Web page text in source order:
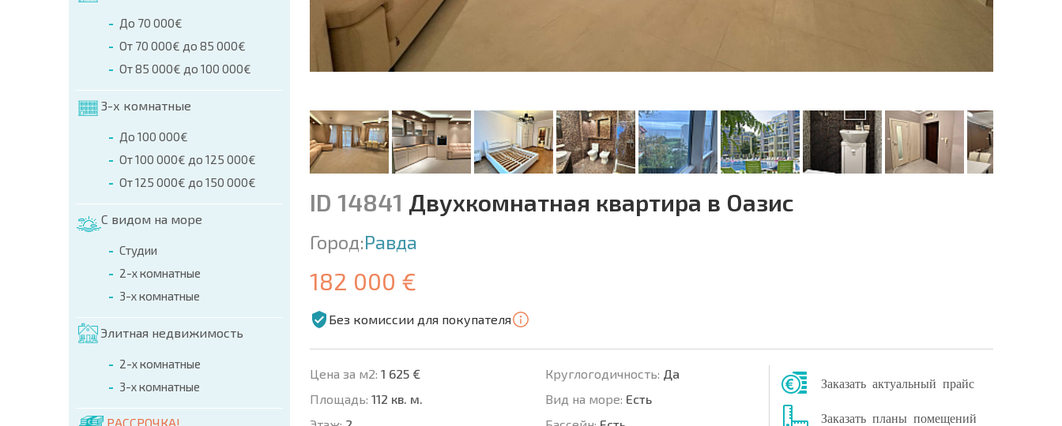
До 70 000€
От 70 000€ до 85 000€
От 85 000€ до 100 000€
3-х комнатные
До 100 000€
От 100 000€ до 125 000€
От 125 000€ до 150 000€
С видом на море
Студии
2-х комнатные
3-х комнатные
Элитная недвижимость
2-х комнатные
3-х комнатные
РАССРОЧКА!
ID 14841 Двухкомнатная квартира в Оазис
Город:Равда
182 000 €
Без комиссии для покупателя
Цена за м2: 1 625 €
Площадь: 112 кв. м.
Круглогодичность: Да
Вид на море: Есть
Заказать актуальный прайс
Заказать планы помещений